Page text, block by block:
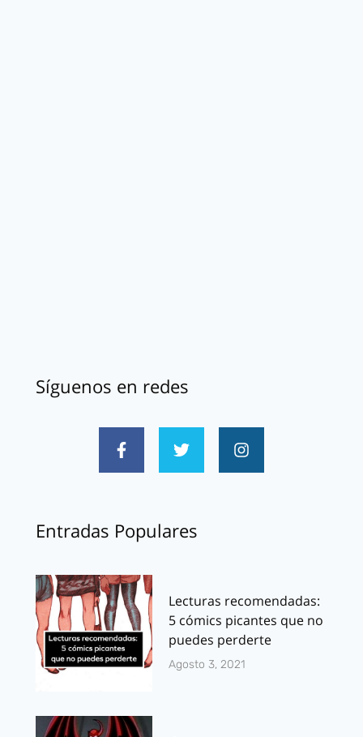
Síguenos en redes
Entradas Populares
Lecturas recomendadas:
5 cómics picantes que no
puedes perderte
Agosto 3, 2021